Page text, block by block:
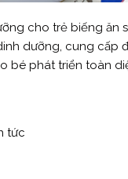
cho trẻ biếng ăn
dưỡng, cung cấp
bé phát triển toàn
tức